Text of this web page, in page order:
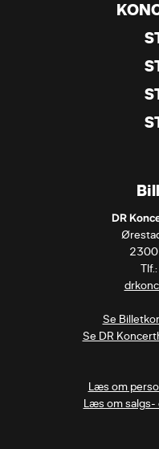
DR
2300
Se
Se DR
Læs om
Læs om